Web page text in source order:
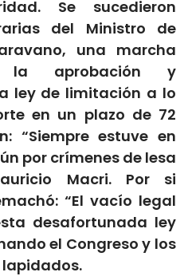
Se sucedieron
del Ministro de
una marcha
la aprobación y
ley de limitación a lo
en un plazo de 72
“Siempre estuve en
por crímenes de lesa
Macri. Por si
“El vacío legal
desafortunada ley
el Congreso y los
lapidados.